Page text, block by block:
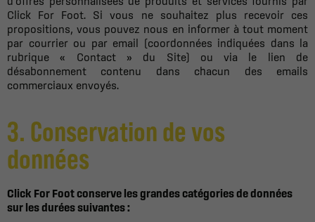
Click For Foot. Si vous ne souhaitez plus recevoir ces
propositions, vous pouvez nous en informer à tout moment
par courrier ou par email (coordonnées indiquées dans la
rubrique « Contact » du Site) ou via le lien de
désabonnement contenu dans chacun des emails
commerciaux envoyés.
3. Conservation de vos
données
Click For Foot conserve les grandes catégories de données
sur les durées suivantes :